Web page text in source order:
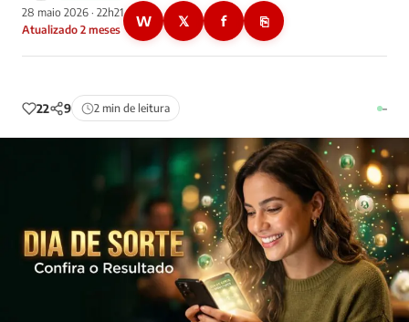
28 maio 2026 · 22h21
Atualizado 2 meses
W 𝕏 f ⎘
22 9 2 min de leitura –